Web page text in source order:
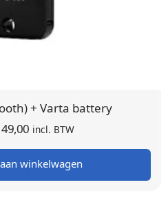
+ Varta battery
prijs was:
€ 59,00.
Huidige
prijs is:
€ 49,00.
incl. BTW
winkelwagen